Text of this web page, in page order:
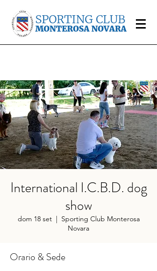
International I.C.B.D. dog
show
dom 18 set
  |
Sporting Club Monterosa
Novara
Orario & Sede